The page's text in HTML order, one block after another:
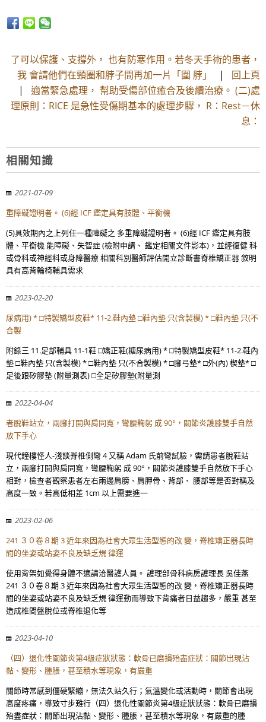
了可以保護、支撐外， 也有防寒作用。若冬天手術的患者，
我 會請他們在頸圈和脖子間再加一片「圍 脖」
| 回上頁
| 適當緊急處理， 幫助受傷部位癒合及後續治療。 (二)處
理原則：RICE 是急性受傷期基本的處理步驟， R：Rest－休
息：
相關知識
2021-07-09
重障礙證明者。 (6)經 ICF 鑑定具有肢體、平衡機
(5)具效期內之上列任一種障礙之 多重障礙證明者。 (6)經 ICF 鑑定具有肢
體、平衡機 能障礙、失智症 (檢附申請、 鑑定相關文件影本)，並經復健 科
或骨科或神經科或身障醫療 相關科別醫師評估開立診斷書脊椎矯正器 敘明
具有高背輪椅輔具需求
2023-02-20
尿病用) * □特製矯型皮鞋* 11-2.鞋內墊 □鞋內墊 只(含製模) * □鞋內墊 只(不
合製
附錄三 11.足部輔具 11-1鞋 □矯正鞋(糖尿病用) * □特製矯型皮鞋* 11-2.鞋內
墊 □鞋內墊 只(含製模) * □鞋內墊 只(不合製模) * □腳弓墊* □外(內) 楔墊* □
足後跟矽膠墊 (附量測表) □全足矽膠墊(附量測
2022-04-04
者脫鞋站立，兩腳打開與肩同寬，彎腰鞠躬 成 90°，關節炎護膝雙手自然
放下手心
現代鐘樓怪人-淺談脊椎側彎 4 又稱 Adam 氏前彎試驗，需請患者脫鞋站
立，兩腳打開與肩同寬，彎腰鞠躬 成 90°，關節炎護膝雙手自然放下手心
相對，檢查者觀察患者左右兩邊肩膀、肩胛骨、背部、 腰部等是否對稱及
高度一致。若高低相差 1cm 以上需要進一
2023-02-06
241 ３０卷８期 3 近年來因為社會大眾生活型態的改 變，脊椎矯正器長時
間的坐姿或站姿不良及缺乏規 律運
使用背架如覺得身體不適請洽醫護人員。 護理部骨科病房護理長 吳佳燕
241 ３０卷８期 3 近年來因為社會大眾生活型態的改 變，脊椎矯正器長時
間的坐姿或站姿不良及缺乏規 律運動而導致下背痛者日益趨多，嚴重 甚至
造成椎間盤脫位或脊椎退化等
2023-04-10
（四）退化性關節炎第4級症狀狀態：軟骨已磨損殆盡症狀：關節出現沾
黏、變形、腫脹，甚至積水等現象，有嚴重
關節時常感到僵硬緊繃，無法久站久行；氣溫變化或活動時，關節會出現
高度疼痛，導致寸步難行（四）退化性關節炎第4級症狀狀態：軟骨已磨損
殆盡症狀：關節出現沾黏、變形、腫脹，甚至積水等現象，有嚴重的腫